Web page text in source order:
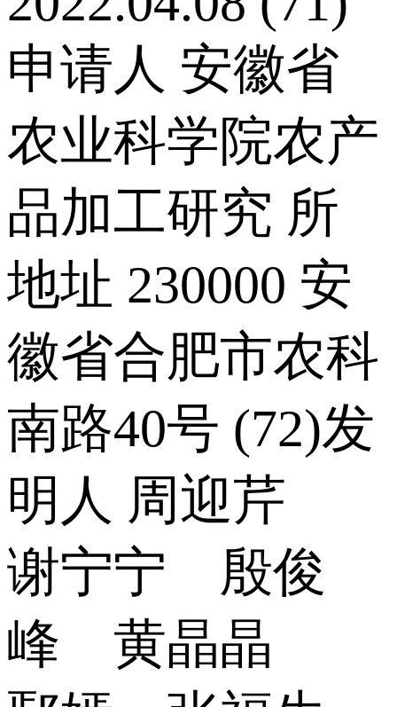
申请人 安徽省
农业科学院农产
品加工研究 所
地址 230000 安
徽省合肥市农科
南路40号 (72)发
明人 周迎芹
谢宁宁 殷俊
峰 黄晶晶